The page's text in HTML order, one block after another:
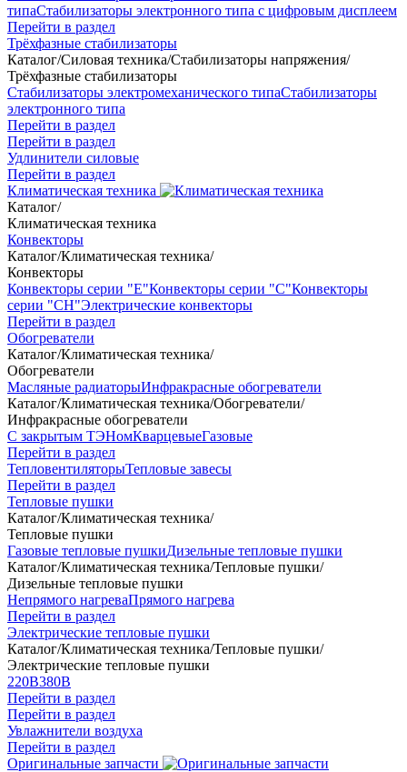
типаСтабилизаторы электронного типа с цифровым дисплеем
Перейти в раздел
Трёхфазные стабилизаторы
Каталог/Силовая техника/Стабилизаторы напряжения/
Трёхфазные стабилизаторы
Стабилизаторы электромеханического типаСтабилизаторы
электронного типа
Перейти в раздел
Перейти в раздел
Удлинители силовые
Перейти в раздел
Климатическая техника
Каталог/
Климатическая техника
Конвекторы
Каталог/Климатическая техника/
Конвекторы
Конвекторы серии "Е"Конвекторы серии "С"Конвекторы
серии "СН"Электрические конвекторы
Перейти в раздел
Обогреватели
Каталог/Климатическая техника/
Обогреватели
Масляные радиаторыИнфракрасные обогреватели
Каталог/Климатическая техника/Обогреватели/
Инфракрасные обогреватели
С закрытым ТЭНомКварцевыеГазовые
Перейти в раздел
ТепловентиляторыТепловые завесы
Перейти в раздел
Тепловые пушки
Каталог/Климатическая техника/
Тепловые пушки
Газовые тепловые пушкиДизельные тепловые пушки
Каталог/Климатическая техника/Тепловые пушки/
Дизельные тепловые пушки
Непрямого нагреваПрямого нагрева
Перейти в раздел
Электрические тепловые пушки
Каталог/Климатическая техника/Тепловые пушки/
Электрические тепловые пушки
220В380В
Перейти в раздел
Перейти в раздел
Увлажнители воздуха
Перейти в раздел
Оригинальные запчасти